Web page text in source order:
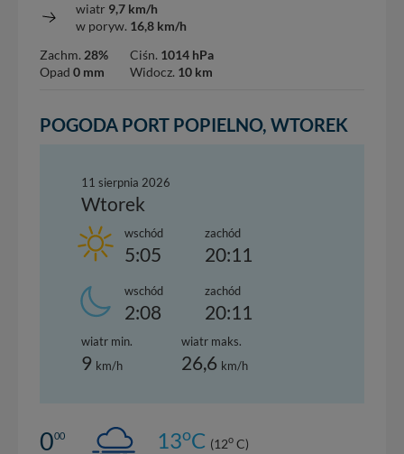
wiatr 9,7 km/h
w poryw. 16,8 km/h
Zachm. 28%
Opad 0 mm
Ciśn. 1014 hPa
Widocz. 10 km
POGODA PORT POPIELNO, WTOREK
11 sierpnia 2026
Wtorek
wschód
5:05
zachód
20:11
wschód
2:08
zachód
20:11
wiatr min.
9 km/h
wiatr maks.
26,6 km/h
000 13oC (12o C)